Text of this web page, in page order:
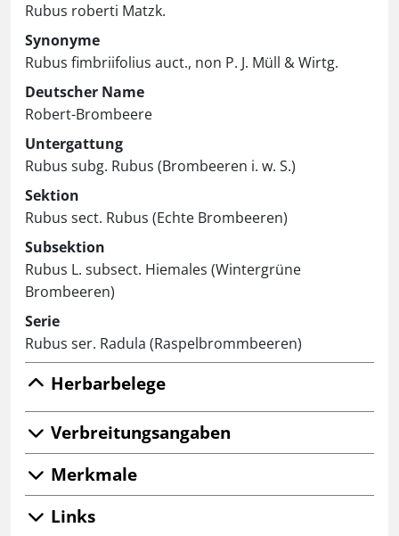
Rubus roberti Matzk.
Synonyme
Rubus fimbriifolius auct., non P. J. Müll & Wirtg.
Deutscher Name
Robert-Brombeere
Untergattung
Rubus subg. Rubus (Brombeeren i. w. S.)
Sektion
Rubus sect. Rubus (Echte Brombeeren)
Subsektion
Rubus L. subsect. Hiemales (Wintergrüne
Brombeeren)
Serie
Rubus ser. Radula (Raspelbrommbeeren)
Herbarbelege
Verbreitungsangaben
Merkmale
Links